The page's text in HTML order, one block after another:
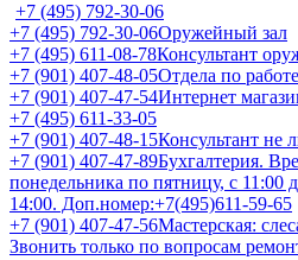
+7 (495) 792-30-06
+7 (495) 792-30-06Оружейный зал
+7 (495) 611-08-78Консультант
+7 (901) 407-48-05Отдела по
+7 (901) 407-47-54Интернет
+7 (495) 611-33-05
+7 (901) 407-48-15Консультант не
+7 (901) 407-47-89Бухгалтерия.
понедельника по пятницу, с 11:00
14:00. Доп.номер:+7(495)611-59-65
+7 (901) 407-47-56Мастерская:
Звонить только по вопросам